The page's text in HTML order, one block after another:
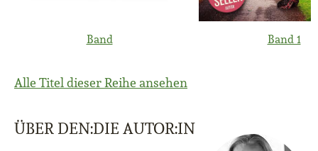
Band Band 1
Alle Titel dieser Reihe ansehen
ÜBER DEN:DIE AUTOR:IN